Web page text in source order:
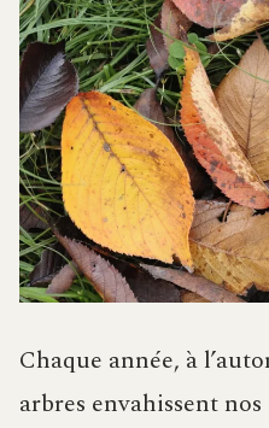
Chaque année, à
arbres envahissent